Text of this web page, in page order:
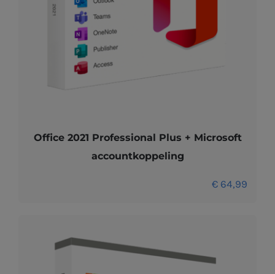
Office 2021 Professional Plus + Microsoft
accountkoppeling
€ 64,99